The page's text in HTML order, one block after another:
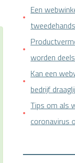
Een
worden
Kan een
bedrijf
Tips om als
coronavirus